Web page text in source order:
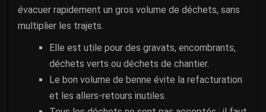
évacuer rapidement un gros volume de déchets, sans
multiplier les trajets.
Elle est utile pour des gravats, encombrants,
déchets verts ou déchets de chantier.
Le bon volume de benne évite la refacturation
et les allers-retours inutiles.